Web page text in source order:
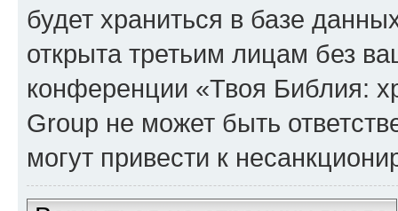
будет храниться в базе
открыта третьим лицам без
конференции «Твоя Библия:
Group не может быть
могут привести к